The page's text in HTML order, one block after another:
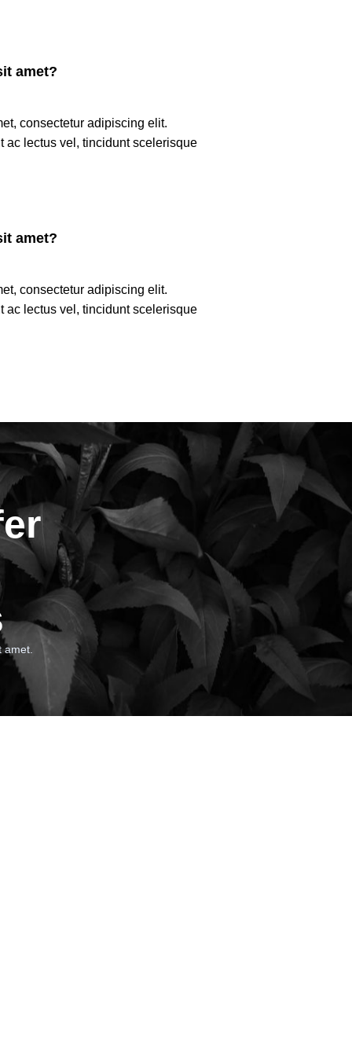
amet?
consectetur adipiscing elit.
ac lectus vel, tincidunt scelerisque
amet?
consectetur adipiscing elit.
ac lectus vel, tincidunt scelerisque